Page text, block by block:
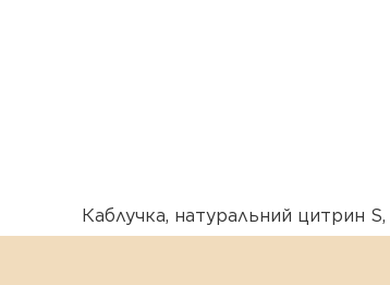
Каблучка, натуральний цитрин S,